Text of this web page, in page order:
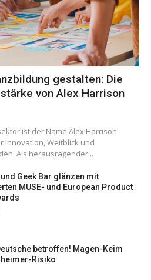
gestalten: Die
von Alex Harrison
ist der Name Alex Harrison
Innovation, Weitblick und
Als herausragender...
Geek Bar glänzen mit
MUSE- und European Product
betroffen! Magen-Keim
Risiko